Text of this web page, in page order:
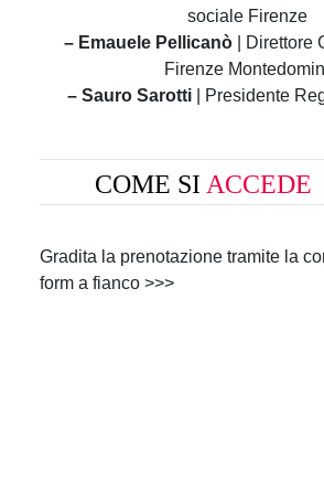
sociale Firenze
– Emauele Pellicanò
| Direttore
Firenze
– Sauro Sarotti| Presidente
COME SI ACCEDE
Gradita la prenotazione tramite la
form a fianco >>>